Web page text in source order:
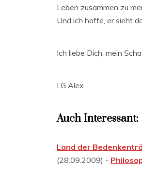
Leben zusammen zu
Und ich hoffe, er sieht
Ich liebe Dich, mein
LG Alex
Auch Interessant:
Land der
(28.09.2009) -